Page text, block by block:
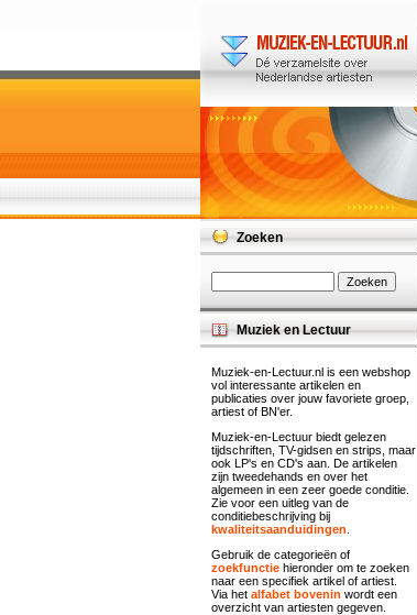
Zoeken
Muziek en Lectuur
Muziek-en-Lectuur.nl is een webshop
vol interessante artikelen en
publicaties over jouw favoriete groep,
artiest of BN'er.
Muziek-en-Lectuur biedt gelezen
tijdschriften, TV-gidsen en strips, maar
ook LP's en CD's aan. De artikelen
zijn tweedehands en over het
algemeen in een zeer goede conditie.
Zie voor een uitleg van de
conditiebeschrijving bij
kwaliteitsaanduidingen
Gebruik de categorieën of
zoekfunctie hieronder om te zoeken
naar een specifiek artikel of artiest.
Via het alfabet bovenin wordt een
overzicht van artiesten gegeven.